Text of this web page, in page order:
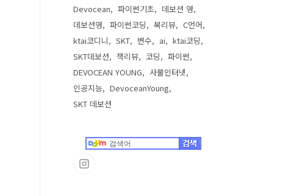
Devocean
파이썬기초
데보션 영
데보션영
파이썬코딩 북리뷰
C언어
ktai코디니
SKT 변수 ai
ktai코딩
SKT데보션
책리뷰 코딩
파이썬
DEVOCEAN YOUNG
사물인터넷
인공지능
DevoceanYoung
SKT 데보션